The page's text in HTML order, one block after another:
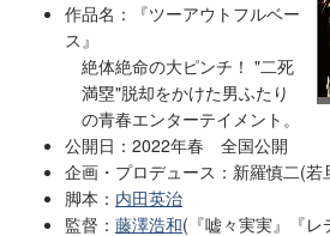
作品名：『ツーアウトフルベー
ス』
絶体絶命の大ピンチ！ "二死
満塁"脱却をかけた男ふたり
の青春エンターテイメント。
公開日：2022年春 全国公開
企画・プロデュース：新羅慎二(若
脚本： 内田英治
監督： 藤澤浩和(『嘘々実実』『レ